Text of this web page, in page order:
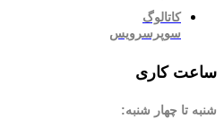
کاتالوگ
سوپرسرویس
ساعت کاری
شنبه تا چهار شنبه: